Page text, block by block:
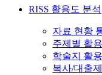
RISS 활용도 분석
자료 현황
주제별 활
학술지 활
복사/대출